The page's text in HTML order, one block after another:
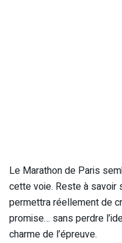
Le Marathon de Paris
cette voie. Reste à
permettra réellement de
promise… sans perdre
charme de l’épreuve.